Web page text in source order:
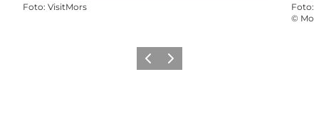
Foto: VisitMors Foto:
©
Vorherige Folie
Nächste Folie